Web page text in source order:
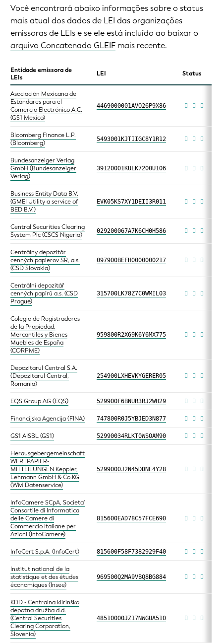
Você encontrará abaixo informações sobre o status
mais atual dos dados de LEI das organizações
emissoras de LEIs e se ele está incluído ao baixar o
arquivo Concatenado GLEIF mais recente.
Entidade emissora de
LEIs
LEI Status
Asociación Mexicana de
Estándares para el
Comercio Electrónico A.C.
(GS1 Mexico)
4469000001AVO26P9X86
Bloomberg Finance L.P.
(Bloomberg)
5493001KJTIIGC8Y1R12
Bundesanzeiger Verlag
GmbH (Bundesanzeiger
Verlag)
39120001KULK7200U106
Business Entity Data B.V.
(GMEI Utility a service of
BED B.V.)
EVK05KS7XY1DEII3R011
Central Securities Clearing
System Plc (CSCS Nigeria)
029200067A7K6CH0H586
Centrálny depozitár
cenných papierov SR, a.s.
(CSD Slovakia)
097900BEFH0000000217
Centrální depozitář
cenných papírů a.s. (CSD
Prague)
315700LK78Z7C0WMIL03
Colegio de Registradores
de la Propiedad,
Mercantiles y Bienes
Muebles de España
(CORPME)
959800R2X69K6Y6MX775
Depozitarul Central S.A.
(Depozitarul Central,
Romania)
254900LXHEVKYGERER05
EQS Group AG (EQS) 529900F6BNUR3RJ2WH29
Financijska Agencija (FINA) 747800R0J5YBJED3N877
GS1 AISBL (GS1) 52990034RLKT0WSOAM90
Herausgebergemeinschaft
WERTPAPIER-
MITTEILUNGEN Keppler,
Lehmann GmbH & Co.KG
(WM Datenservice)
5299000J2N45DDNE4Y28
InfoCamere SCpA, Societa'
Consortile di Informatica
delle Camere di
Commercio Italiane per
Azioni (InfoCamere)
815600EAD78C57FCE690
InfoCert S.p.A. (InfoCert) 815600F58F7382929F40
Institut national de la
statistique et des études
économiques (Insee)
969500Q2MA9VBQ8BG884
KDD - Centralna klirinško
depotna družba d.d.
(Central Securities
Clearing Corporation,
Slovenia)
48510000JZ17NWGUA510